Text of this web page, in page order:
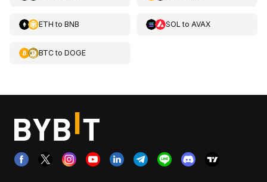
ETH to BNB SOL to AVAX
BTCto DOGE